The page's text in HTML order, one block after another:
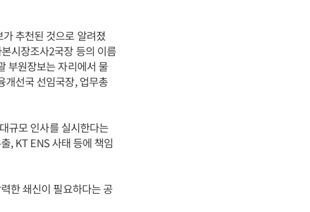
추천된 것으로 알려졌
시장조사2국장 등의 이름
부원장보는 자리에서 물
개선국 선임국장, 업무총
규모 인사를 실시한다는
, KT ENS 사태 등에 책임
한 쇄신이 필요하다는 공